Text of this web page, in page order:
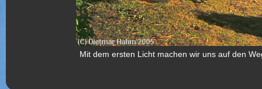
Mit dem ersten Licht machen wir uns auf den